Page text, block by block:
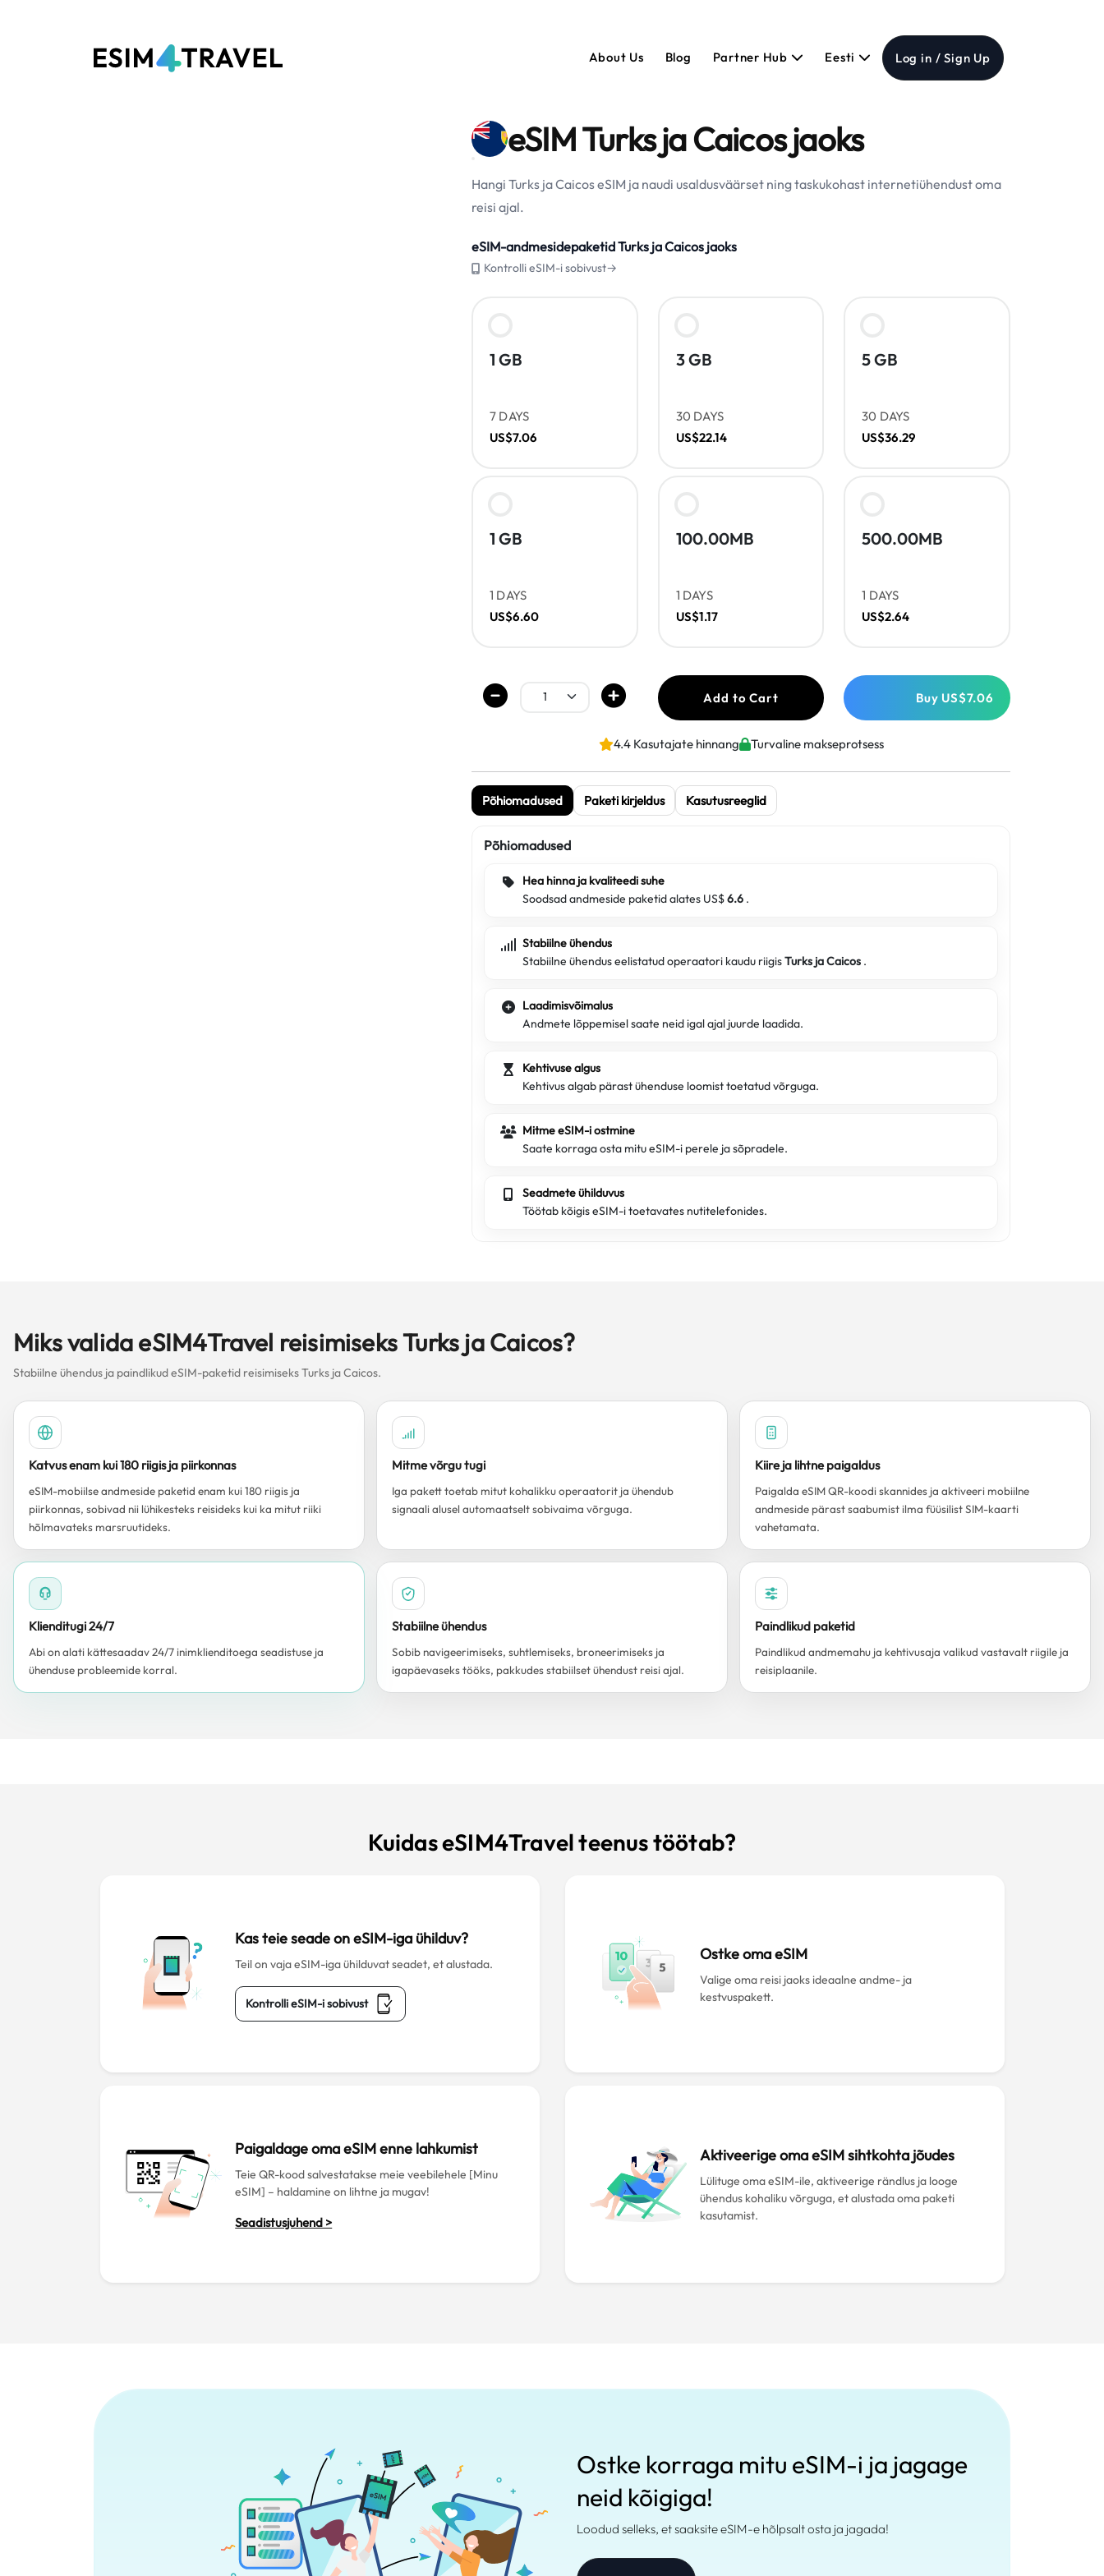
About Us Blog Partner Hub Eesti Log in / Sign Up
eSIM Turks ja Caicos jaoks
Hangi Turks ja Caicos eSIM ja naudi usaldusväärset ning taskukohast internetiühendust oma
reisi ajal.
eSIM-andmesidepaketid Turks ja Caicos jaoks
Kontrolli eSIM-i sobivust→
1 GB
7 DAYS
US$7.06
3 GB
30 DAYS
US$22.14
5 GB
30 DAYS
US$36.29
1 GB
1 DAYS
US$6.60
100.00MB
1 DAYS
US$1.17
500.00MB
1 DAYS
US$2.64
Add to Cart Buy US$7.06
4.4 Kasutajate hinnang Turvaline makseprotsess
Põhiomadused Paketi kirjeldus Kasutusreeglid
Põhiomadused
Hea hinna ja kvaliteedi suhe
Soodsad andmeside paketid alates US$6.6 .
Stabiilne ühendus
Stabiilne ühendus eelistatud operaatori kaudu riigisTurks ja Caicos .
Laadimisvõimalus
Andmete lõppemisel saate neid igal ajal juurde laadida.
Kehtivuse algus
Kehtivus algab pärast ühenduse loomist toetatud võrguga.
Mitme eSIM-i ostmine
Saate korraga osta mitu eSIM-i perele ja sõpradele.
Seadmete ühilduvus
Töötab kõigis eSIM-i toetavates nutitelefonides.
Miks valida eSIM4Travel reisimiseks Turks ja Caicos?
Stabiilne ühendus ja paindlikud eSIM-paketid reisimiseks Turks ja Caicos.
Katvus enam kui 180 riigis ja piirkonnas
eSIM-mobiilse andmeside paketid enam kui 180 riigis ja
piirkonnas, sobivad nii lühikesteks reisideks kui ka mitut riiki
hõlmavateks marsruutideks.
Mitme võrgu tugi
Iga pakett toetab mitut kohalikku operaatorit ja ühendub
signaali alusel automaatselt sobivaima võrguga.
Kiire ja lihtne paigaldus
Paigalda eSIM QR-koodi skannides ja aktiveeri mobiilne
andmeside pärast saabumist ilma füüsilist SIM-kaarti
vahetamata.
Klienditugi 24/7
Abi on alati kättesaadav 24/7 inimklienditoega seadistuse ja
ühenduse probleemide korral.
Stabiilne ühendus
Sobib navigeerimiseks, suhtlemiseks, broneerimiseks ja
igapäevaseks tööks, pakkudes stabiilset ühendust reisi ajal.
Paindlikud paketid
Paindlikud andmemahu ja kehtivusaja valikud vastavalt riigile ja
reisiplaanile.
Kuidas eSIM4Travel teenus töötab?
Kas teie seade on eSIM-iga ühilduv?
Teil on vaja eSIM-iga ühilduvat seadet, et alustada.
Kontrolli eSIM-i sobivust
Ostke oma eSIM
Valige oma reisi jaoks ideaalne andme- ja
kestvuspakett.
Paigaldage oma eSIM enne lahkumist
Teie QR-kood salvestatakse meie veebilehele [Minu
eSIM] – haldamine on lihtne ja mugav!
Seadistusjuhend >
Aktiveerige oma eSIM sihtkohta jõudes
Lülituge oma eSIM-ile, aktiveerige rändlus ja looge
ühendus kohaliku võrguga, et alustada oma paketi
kasutamist.
Ostke korraga mitu eSIM-i ja jagage
neid kõigiga!
Loodud selleks, et saaksite eSIM-e hõlpsalt osta ja jagada!